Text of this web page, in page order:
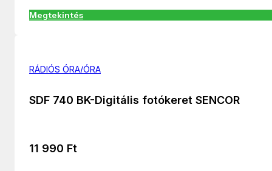
Megtekintés
RÁDIÓS ÓRA/ÓRA
SDF 740 BK-Digitális fotókeret SENCOR
11 990 Ft